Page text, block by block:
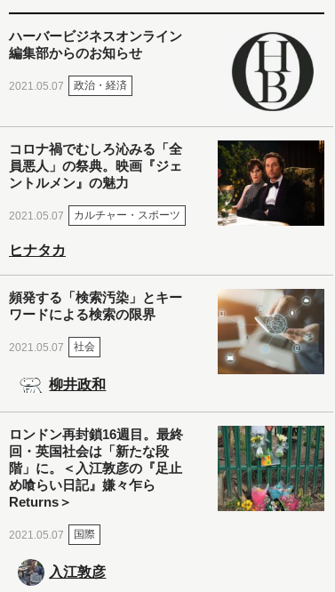
ハーバービジネスオンライン
編集部からのお知らせ
2021.05.07 政治・経済
コロナ禍でむしろ沁みる「全
員悪人」の祭典。映画『ジェ
ントルメン』の魅力
2021.05.07 カルチャー・スポーツ
ヒナタカ
頻発する「検索汚染」とキー
ワードによる検索の限界
2021.05.07 社会
柳井政和
ロンドン再封鎖16週目。最終
回・英国社会は「新たな段
階」に。＜入江敦彦の『足止
め喰らい日記』嫌々乍ら
Returns＞
2021.05.07 国際
入江敦彦